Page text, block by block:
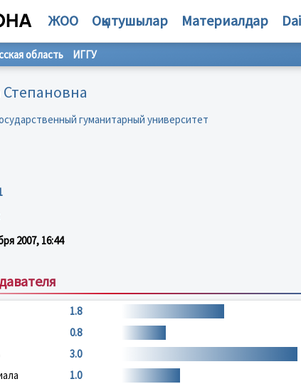
ЖОО Оқытушылар Материалдар
область ИГГУ
гуманитарный университет
2007, 16:44
1.8
0.8
3.0
1.0